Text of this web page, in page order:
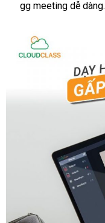
gg meeting dễ dàng.